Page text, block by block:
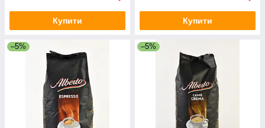
Купити Купити
–5% –5%